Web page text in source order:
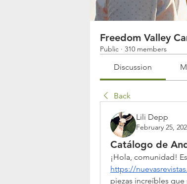
Freedom Valley
Public · 310 members
Discussion
Back
Lili Depp
February 25,
Catálogo de
https://
piezas increíbles